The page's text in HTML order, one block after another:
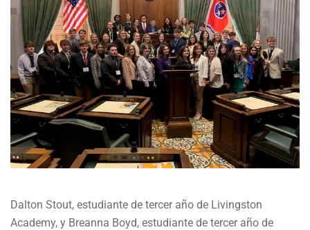
Dalton Stout, estudiante de tercer año de Livingston
Academy, y Breanna Boyd, estudiante de tercer año de